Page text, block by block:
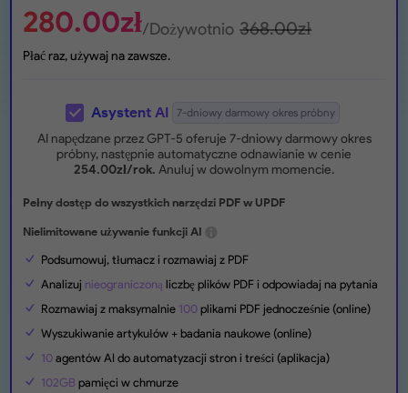
280.00zł/Dożywotnio 368.00zł
Płać raz, używaj na zawsze.
Asystent AI 7-dniowy darmowy okres próbny
AI napędzane przez GPT-5 oferuje 7-dniowy darmowy okres
próbny, następnie automatyczne odnawianie w cenie
254.00zł/rok. Anuluj w dowolnym momencie.
Pełny dostęp do wszystkich narzędzi PDF w UPDF
Nielimitowane używanie funkcji AI
Podsumowuj, tłumacz i rozmawiaj z PDF
Analizuj nieograniczoną liczbę plików PDF i odpowiadaj na pytania
Rozmawiaj z maksymalnie 100 plikami PDF jednocześnie (online)
Wyszukiwanie artykułów + badania naukowe (online)
10 agentów AI do automatyzacji stron i treści (aplikacja)
102GB pamięci w chmurze